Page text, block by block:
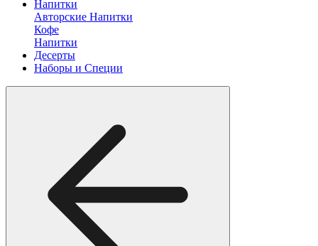
Напитки
Авторские Напитки
Кофе
Напитки
Десерты
Наборы и Специи